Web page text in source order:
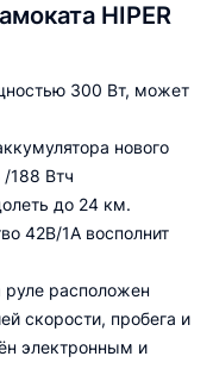
HIPER
300 Вт, может
нового
188 Втч
до 24 км.
42В/1A восполнит
руле расположен
скорости, пробега и
электронным и